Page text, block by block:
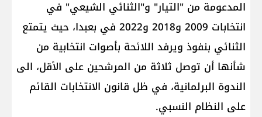
المدعومة من "التيار" و"الثنائي الشيعي" في
انتخابات 2009 و2018 و2022 في بعبدا، حيث يتمتع
الثنائي بنفوذ ويرفد اللائحة بأصوات انتخابية من
شأنها أن توصل ثلاثة من المرشحين على الأقل، الى
الندوة البرلمانية، في ظل قانون الانتخابات القائم
على النظام النسبي.